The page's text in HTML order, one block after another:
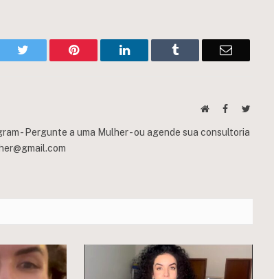
Twitter Pinterest LinkedIn Tumblr Email
WebsiteFacebookTwitter
- Pergunte a uma Mulher - ou agende sua consultoria